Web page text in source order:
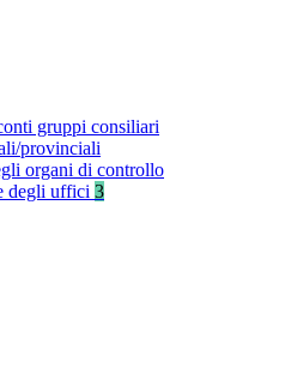
gruppi consiliari
provinciali
organi di controllo
degli uffici 3